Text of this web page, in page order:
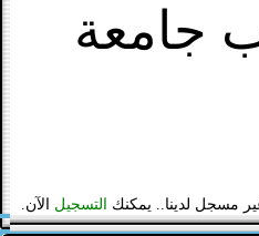
جامعة
مسجل لدينا.. يمكنك التسجيل الآن.